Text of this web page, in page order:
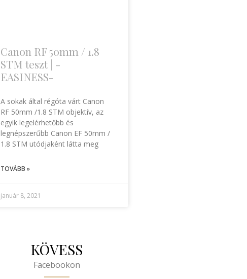
Canon RF 50mm / 1.8
STM teszt | -
EASINESS-
A sokak által régóta várt Canon
RF 50mm /1.8 STM objektív, az
egyik legelérhetőbb és
legnépszerűbb Canon EF 50mm /
1.8 STM utódjaként látta meg
TOVÁBB »
január 8, 2021
KÖVESS
Facebookon